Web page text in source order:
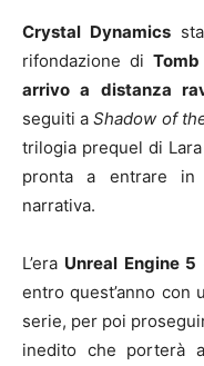
Crystal Dynamics
rifondazione di
arrivo a distanza
seguiti aShadow of
trilogia prequel di
pronta a entrare in
narrativa.
L’era Unreal Engine 5
entro quest’anno con
serie, per poi
inedito che porterà